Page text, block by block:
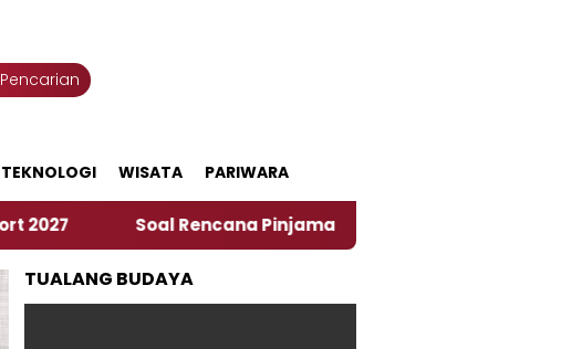
Pencarian
TEKNOLOGI WISATA PARIWARA
‎Soal Rencana Pinjaman Daerah Pemkab Jember, Ini Kata
TUALANG BUDAYA